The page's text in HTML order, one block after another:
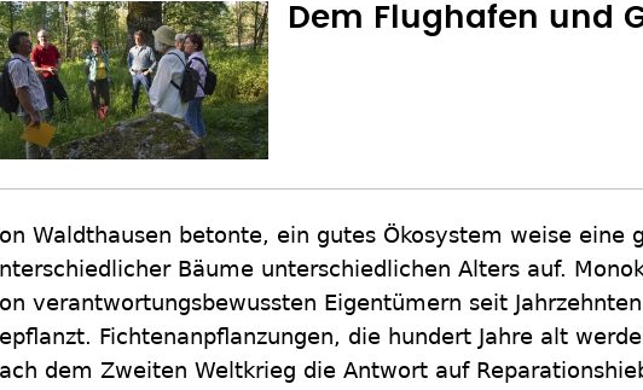
Dem Flughafen und
Waldthausen betonte, ein gutes Ökosystem weise eine
Bäume unterschiedlichen Alters auf.
verantwortungsbewussten Eigentümern seit
Fichtenanpflanzungen, die hundert Jahre alt
dem Zweiten Weltkrieg die Antwort auf